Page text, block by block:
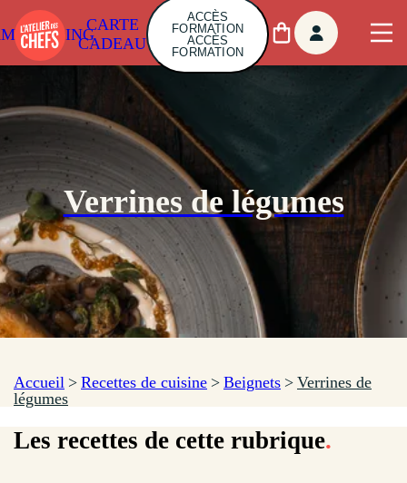
CARTE
CADEAU
ACCÈS
FORMATION
ACCÈS
FORMATION
Verrines de légumes
Accueil > Recettes de cuisine > Beignets > Verrines de
légumes
Les recettes de cette rubrique.